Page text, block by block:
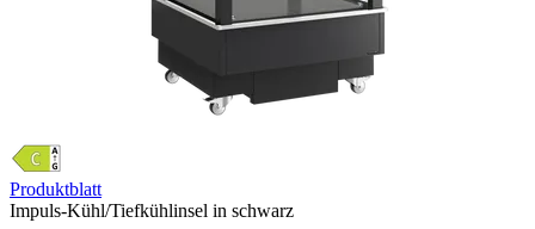
Produktblatt
Impuls-Kühl/Tiefkühlinsel in schwarz